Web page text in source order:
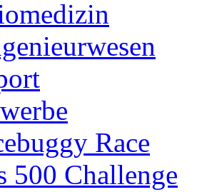
Race
500 Challenge